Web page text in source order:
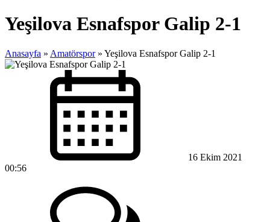
Yeşilova Esnafspor Galip 2-1
Anasayfa » Amatörspor » Yeşilova Esnafspor Galip 2-1
16 Ekim 2021
00:56